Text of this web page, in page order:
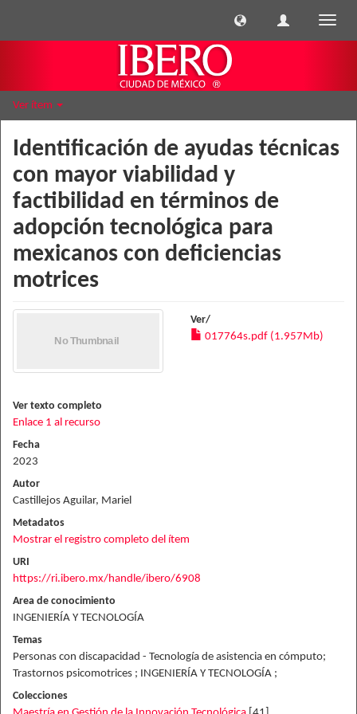
Ver ítem
Identificación de ayudas técnicas
con mayor viabilidad y
factibilidad en términos de
adopción tecnológica para
mexicanos con deficiencias
motrices
Ver/
017764s.pdf (1.957Mb)
Ver texto completo
Enlace 1 al recurso
Fecha
2023
Autor
Castillejos Aguilar, Mariel
Metadatos
Mostrar el registro completo del ítem
URI
https://ri.ibero.mx/handle/ibero/6908
Area de conocimiento
INGENIERÍA Y TECNOLOGÍA
Temas
Personas con discapacidad - Tecnología de asistencia en cómputo;
Trastornos psicomotrices ; INGENIERÍA Y TECNOLOGÍA ;
Colecciones